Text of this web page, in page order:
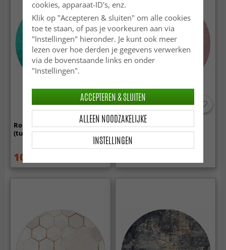
Rond vloerkleed - Artena
(turkoois)
109.99 €
Rond vloerkleed - Nefta
(roze)
cookies, apparaat-ID's, enz.
Klik op "Accepteren & sluiten" om alle cookies
toe te staan, of pas je voorkeuren aan via
"Instellingen" hieronder. Je kunt ook meer
lezen over hoe derden je gegevens verwerken
via de bovenstaande links en onder
"Instellingen".
INSTELLINGEN
ALLEEN NOODZAKELIJKE
ACCEPTEREN & SLUITEN